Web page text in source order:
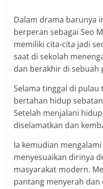
Dalam drama barunya
berperan sebagai Seo
memiliki cita-cita jadi
saat di sekolah
dan berakhir di sebuah
Selama tinggal di
bertahan hidup
Setelah menjalani
diselamatkan dan
Ia kemudian
menyesuaikan dirinya
masyarakat modern.
pantang menyerah